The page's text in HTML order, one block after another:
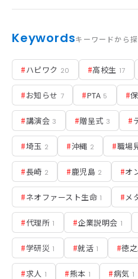
採用情報
Keywordsキーワードから
#ハピワク 20 #高校生 17
#お知らせ 7 #PTA 5 #
#講演会 3 #贈呈式 3 #
#埼玉 2 #沖縄 2 #職場
#長崎 2 #鹿児島 2 #オ
#ネオファースト生命 1 # メ
#代理所 1 #企業説明会 1
#学研災 1 #就活 1 #徳
#求人 1 #熊本 1 #病気 1